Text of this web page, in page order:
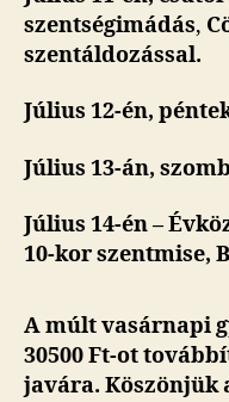
szentségimádás,
szentáldozással.
Július 12-én,
Július 13-án,
Július 14-én –
10-kor szentmise,
A múlt vasárnapi
30500 Ft-ot
javára. Köszönjük